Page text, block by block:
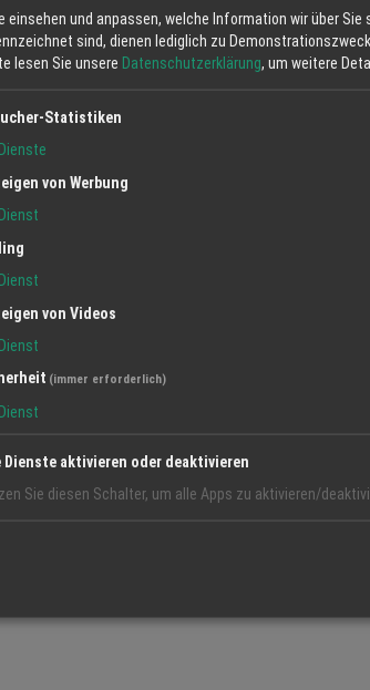
Sternschnuppen
einsehen und anpassen, welche Information wir über Sie
sind, dienen lediglich zu
lesen Sie unsere Datenschutzerklärung, um weitere
Statistiken
Dienste
von Werbung
Dienst
Dienst
von Videos
Dienst
(immer erforderlich)
Dienst
Dienste aktivieren oder deaktivieren
Sie diesen Schalter, um alle Apps zu aktivieren/